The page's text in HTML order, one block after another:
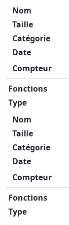
Nom
Taille
Catégorie
Date
Compteur
Fonctions
Type
Nom
Taille
Catégorie
Date
Compteur
Fonctions
Type